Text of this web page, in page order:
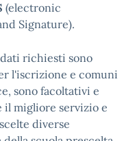
(electronic
Signature).
richiesti sono
l'iscrizione e comuni
sono facoltativi e
migliore servizio e
diverse